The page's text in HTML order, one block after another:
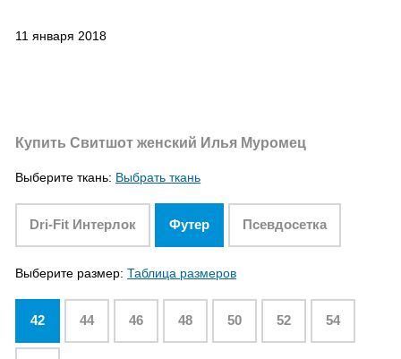
11 января 2018
Купить Свитшот женский Илья Муромец
Выберите ткань: Выбрать ткань
Dri-Fit Интерлок Футер Псевдосетка
Выберите размер:Таблица размеров
42 44 46 48 50 52 54